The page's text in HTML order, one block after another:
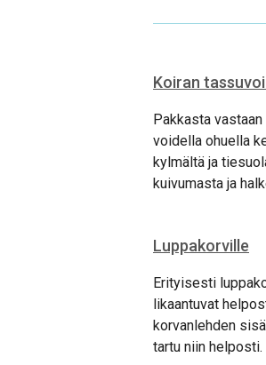
Koiran
Pakkasta
voidella ohuella
kylmältä ja
kuivumasta ja
Luppakorville
Erityisesti
likaantuvat
korvanlehden
tartu niin helposti.